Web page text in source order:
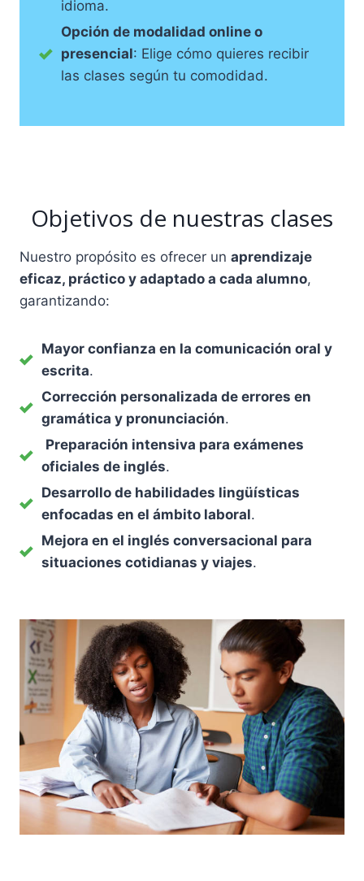
idioma.
Opción de modalidad online o
presencial: Elige cómo quieres recibir
las clases según tu comodidad.
Objetivos de nuestras clases
Nuestro propósito es ofrecer un aprendizaje
eficaz, práctico y adaptado a cada alumno,
garantizando:
Mayor confianza en la comunicación oral y
escrita.
Corrección personalizada de errores en
gramática y pronunciación.
Preparación intensiva para exámenes
oficiales de inglés.
Desarrollo de habilidades lingüísticas
enfocadas en el ámbito laboral.
Mejora en el inglés conversacional para
situaciones cotidianas y viajes.